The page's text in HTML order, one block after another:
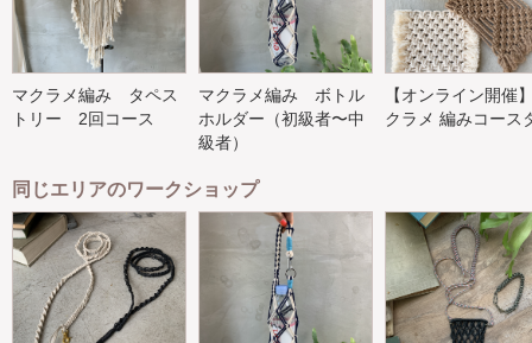
マクラメ編み タペス
トリー 2回コース
マクラメ編み ボトル
ホルダー（初級者〜中
級者）
【オンライン開催
クラメ 編みコース
同じエリアのワークショップ